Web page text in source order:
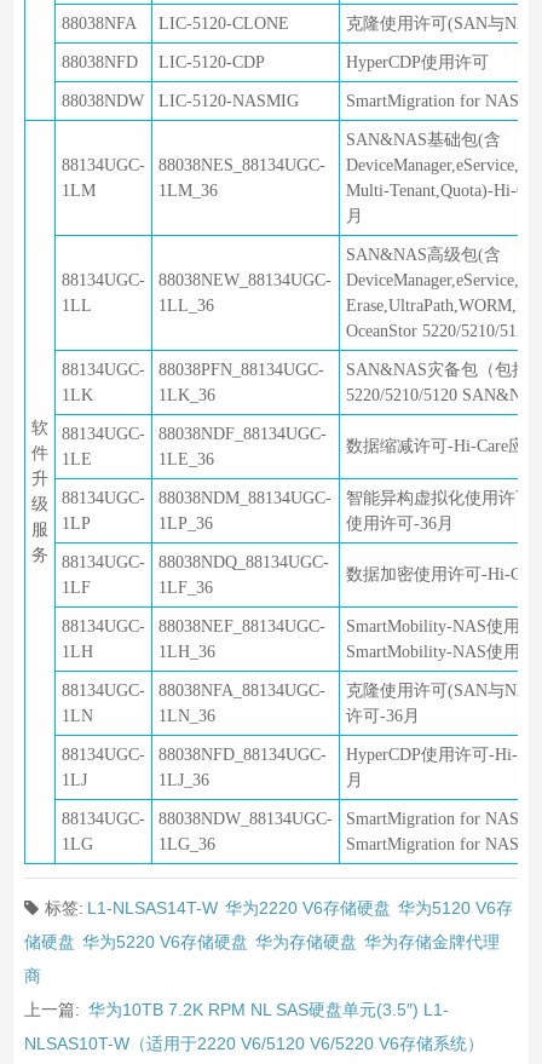
88038NFA LIC-5120-CLONE 克隆使用许可(SAN与
88038NFD LIC-5120-CDP HyperCDP使用许可
88038NDW LIC-5120-NASMIG SmartMigration for NAS使
软
件
升
级
服
务
88134UGC-
1LM
88038NES_88134UGC-
1LM_36
SAN&NAS基础包(含
Multi-Tenant,Quota)-Hi-
月
88134UGC-
1LL
88038NEW_88134UGC-
1LL_36
SAN&NAS高级包(含
OceanStor 5220/5210/
88134UGC-
1LK
88038PFN_88134UGC-
1LK_36
SAN&NAS灾备包（包括
5220/5210/5120
88134UGC-
1LE
88038NDF_88134UGC-
1LE_36
数据缩减许可-Hi-Care应
88134UGC-
1LP
88038NDM_88134UGC-
1LP_36
智能异构虚拟化使用许可-
使用许可-36月
88134UGC-
1LF
88038NDQ_88134UGC-
1LF_36
数据加密使用许可-Hi-
88134UGC-
1LH
88038NEF_88134UGC-
1LH_36
SmartMobility-NAS使用许
SmartMobility-NAS使用许
88134UGC-
1LN
88038NFA_88134UGC-
1LN_36
克隆使用许可(SAN与NAS
许可-36月
88134UGC-
1LJ
88038NFD_88134UGC-
1LJ_36
HyperCDP使用许可-Hi-
月
88134UGC-
1LG
88038NDW_88134UGC-
1LG_36
SmartMigration for NAS使
SmartMigration for NAS使
标签: L1-NLSAS14T-W 华为2220 V6存储硬盘 华为5120 V6存
储硬盘 华为5220 V6存储硬盘 华为存储硬盘 华为存储金牌代理
商
上一篇: 华为10TB 7.2K RPM NL SAS硬盘单元(3.5″) L1-
NLSAS10T-W（适用于2220 V6/5120 V6/5220 V6存储系统）